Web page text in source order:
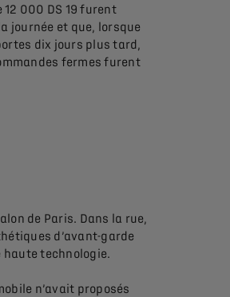
000 DS 19 furent
journée et que, lorsque
dix jours plus tard,
fermes furent
de Paris. Dans la rue,
d’avant-garde
haute technologie.
n’avait proposés